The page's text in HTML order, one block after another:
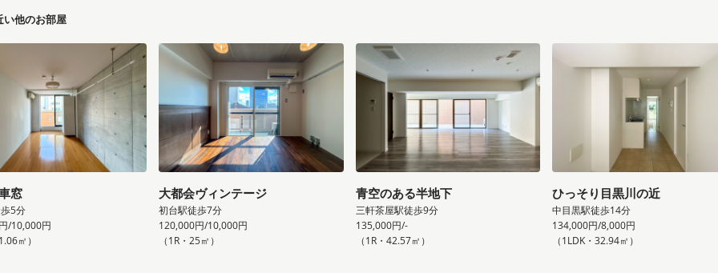
い他のお部屋
窓
5分
/10,000円
㎡）
大都会ヴィンテージ
初台駅徒歩7分
120,000円/10,000円
（1R・25㎡）
青空のある半地下
三軒茶屋駅徒歩9分
135,000円/-
（1R・42.57㎡）
ひっそり目黒川の近
中目黒駅徒歩14分
134,000円/8,000円
（1LDK・32.94㎡）